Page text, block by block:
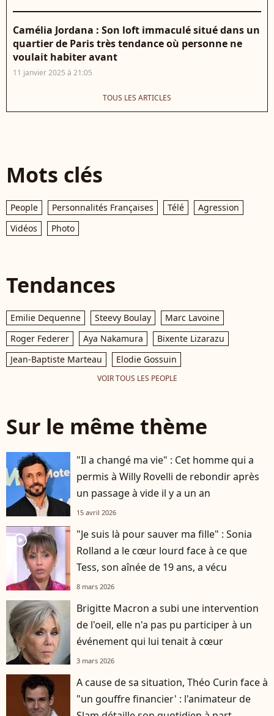
Camélia Jordana : Son loft immaculé situé dans un
quartier de Paris très tendance où personne ne
voulait habiter avant
11 janvier 2025 à 21:05
TOUS LES ARTICLES
Mots clés
People Personnalités Françaises Télé
Agression
Vidéos
Photo
Tendances
Emilie Dequenne Steevy Boulay
Marc Lavoine
Roger Federer
Aya Nakamura
Bixente Lizarazu
Jean-Baptiste Marteau
Elodie Gossuin
VOIR TOUS LES PEOPLE
Sur le même thème
"Il a changé ma vie" : Cet homme qui a
permis à Willy Rovelli de rebondir après
un passage à vide il y a un an
15 avril 2026
player2
"Je suis là pour sauver ma fille" : Sonia
Rolland a le cœur lourd face à ce que
Tess, son aînée de 19 ans, a vécu
8 mars 2026
Brigitte Macron a subi une intervention
de l'oeil, elle n'a pas pu participer à un
événement qui lui tenait à cœur
3 mars 2026
A cause de sa situation, Théo Curin face à
"un gouffre financier' : l'animateur de